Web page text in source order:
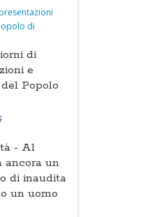
di
e
Popolo
- Al
ancora un
di inaudita
un uomo